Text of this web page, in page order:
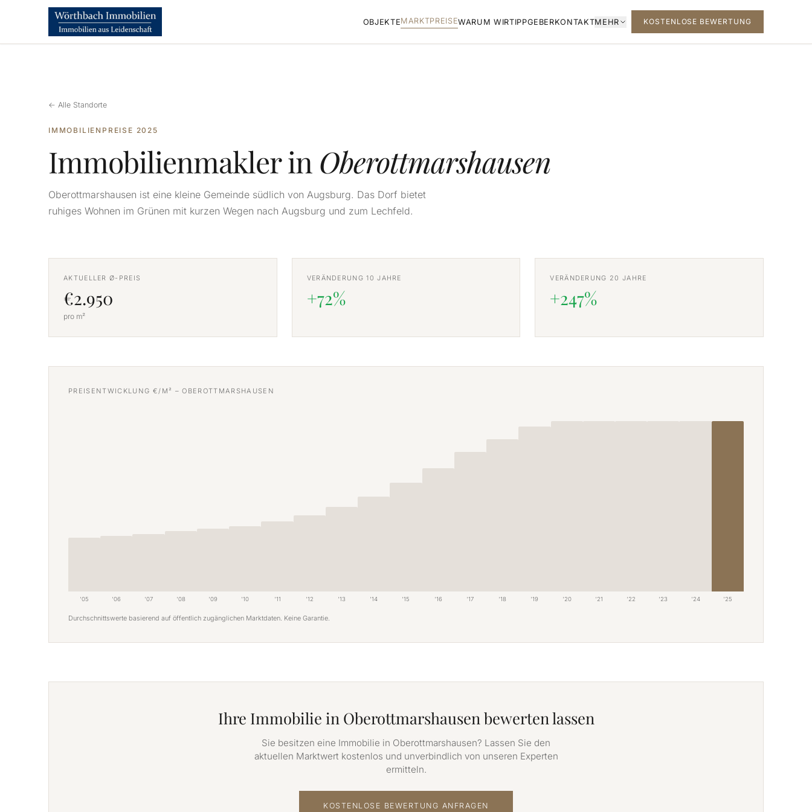
OBJEKTEMARKTPREISEWARUM WIRTIPPGEBERKONTAKTMEHR KOSTENLOSE BEWERTUNG
← Alle Standorte
IMMOBILIENPREISE 2025
Immobilienmakler in Oberottmarshausen
Oberottmarshausen ist eine kleine Gemeinde südlich von Augsburg. Das Dorf bietet
ruhiges Wohnen im Grünen mit kurzen Wegen nach Augsburg und zum Lechfeld.
AKTUELLER Ø-PREIS
€2.950
pro m²
VERÄNDERUNG 10 JAHRE
+72%
VERÄNDERUNG 20 JAHRE
+247%
PREISENTWICKLUNG €/M² – OBEROTTMARSHAUSEN
'05 '06 '07 '08 '09 '10 '11 '12 '13 '14 '15 '16 '17 '18 '19 '20 '21 '22 '23 '24 '25
Durchschnittswerte basierend auf öffentlich zugänglichen Marktdaten. Keine Garantie.
Ihre Immobilie in Oberottmarshausen bewerten lassen
Sie besitzen eine Immobilie in Oberottmarshausen? Lassen Sie den
aktuellen Marktwert kostenlos und unverbindlich von unseren Experten
ermitteln.
KOSTENLOSE BEWERTUNG ANFRAGEN